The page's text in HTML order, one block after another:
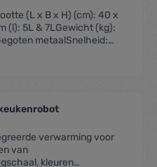
(L x B x H) (cm): 40 x
(l): 5L & 7LGewicht (kg):
metaalSnelheid:
roestvrij
Roestvrij
(l):
JaTimerfunctie:
mengfunctie: Ja
keukenrobot
verwarming voor
van
kleuren